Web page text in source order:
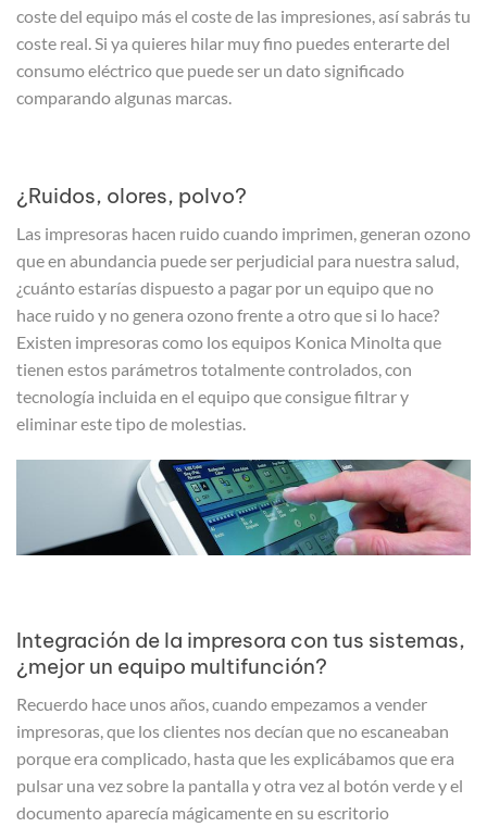
coste del equipo más el coste de las impresiones, así sabrás tu
coste real. Si ya quieres hilar muy fino puedes enterarte del
consumo eléctrico que puede ser un dato significado
comparando algunas marcas.
¿Ruidos, olores, polvo?
Las impresoras hacen ruido cuando imprimen, generan ozono
que en abundancia puede ser perjudicial para nuestra salud,
¿cuánto estarías dispuesto a pagar por un equipo que no
hace ruido y no genera ozono frente a otro que si lo hace?
Existen impresoras como los equipos Konica Minolta que
tienen estos parámetros totalmente controlados, con
tecnología incluida en el equipo que consigue filtrar y
eliminar este tipo de molestias.
Integración de la impresora con tus sistemas,
¿mejor un equipo multifunción?
Recuerdo hace unos años, cuando empezamos a vender
impresoras, que los clientes nos decían que no escaneaban
porque era complicado, hasta que les explicábamos que era
pulsar una vez sobre la pantalla y otra vez al botón verde y el
documento aparecía mágicamente en su escritorio